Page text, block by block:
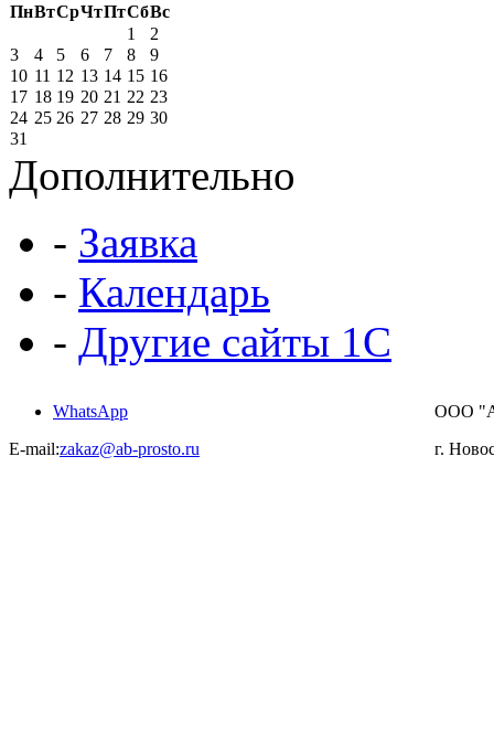
ПнВтСрЧтПтСбВс
1
2
3
4 5 6 7 8
9
10 11 12 13 14 15 16
17 18 19 20 21 22 23
24 25 26 27 28 29 30
31
Дополнительно
- Заявка
- Календарь
- Другие сайты 1С
WhatsApp
ООО
E-mail:zakaz@ab-prosto.ru г.